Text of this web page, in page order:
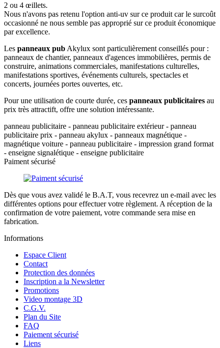
2 ou 4 œillets.
Nous n'avons pas retenu l'option anti-uv sur ce produit car le surcoût
occasionné ne nous semble pas approprié sur ce produit économique
par excellence.
Les panneaux pub Akylux sont particulièrement conseillés pour :
panneaux de chantier, panneaux d'agences immobilières, permis de
construire, animations commerciales, manifestations culturelles,
manifestations sportives, événements culturels, spectacles et
concerts, journées portes ouvertes, etc.
Pour une utilisation de courte durée, ces panneaux publicitaires au
prix très attractift, offre une solution intéressante.
panneau publicitaire - panneau publicitaire extérieur - panneau
publicitaire prix - panneau akylux - panneaux magnétique -
magnétique voiture - panneau publicitaire - impression grand format
- enseigne signalétique - enseigne publicitaire
Paiment sécurisé
Dès que vous avez validé le B.A.T, vous recevrez un e-mail avec les
différentes options pour effectuer votre règlement. A réception de la
confirmation de votre paiement, votre commande sera mise en
fabrication.
Informations
Espace Client
Contact
Protection des données
Inscription a la Newsletter
Promotions
Video montage 3D
C.G.V.
Plan du Site
FAQ
Paiement sécurisé
Liens